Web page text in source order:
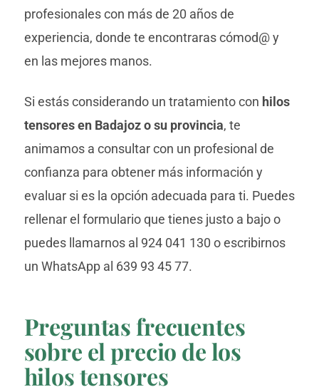
profesionales con más de 20 años de
experiencia, donde te encontraras cómod@ y
en las mejores manos.
Si estás considerando un tratamiento con hilos
tensores en Badajoz o su provincia, te
animamos a consultar con un profesional de
confianza para obtener más información y
evaluar si es la opción adecuada para ti. Puedes
rellenar el formulario que tienes justo a bajo o
puedes llamarnos al 924 041 130 o escribirnos
un WhatsApp al 639 93 45 77.
Preguntas frecuentes
sobre el precio de los
hilos tensores